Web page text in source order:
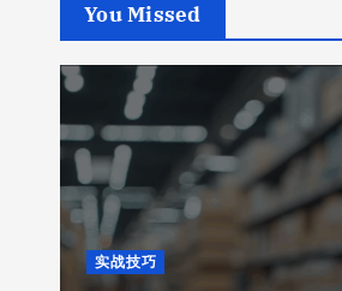
You Missed
实战技巧